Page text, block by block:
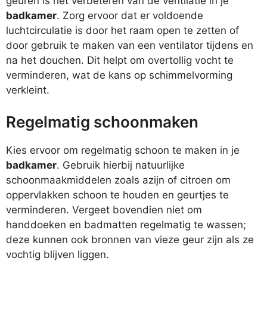
badkamer. Zorg ervoor dat er voldoende
luchtcirculatie is door het raam open te zetten of
door gebruik te maken van een ventilator tijdens en
na het douchen. Dit helpt om overtollig vocht te
verminderen, wat de kans op schimmelvorming
verkleint.
Regelmatig schoonmaken
Kies ervoor om regelmatig schoon te maken in je
badkamer. Gebruik hierbij natuurlijke
schoonmaakmiddelen zoals azijn of citroen om
oppervlakken schoon te houden en geurtjes te
verminderen. Vergeet bovendien niet om
handdoeken en badmatten regelmatig te wassen;
deze kunnen ook bronnen van vieze geur zijn als ze
vochtig blijven liggen.